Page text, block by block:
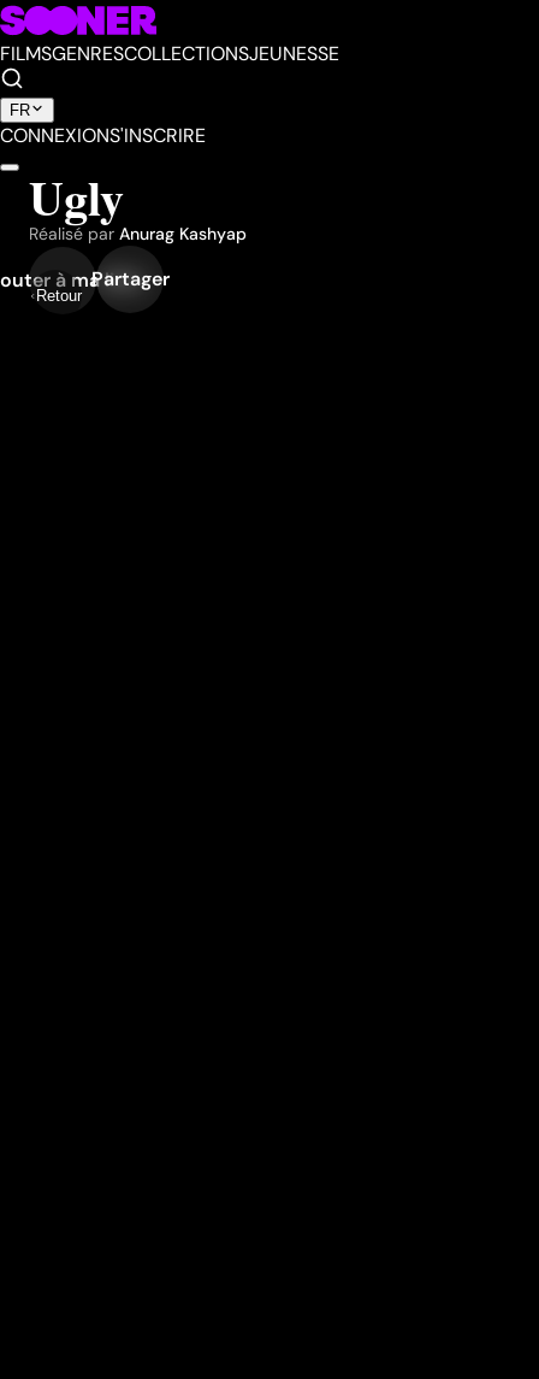
FILMSGENRESCOLLECTIONSJEUNESSE
FR
CONNEXIONS'INSCRIRE
Retour
Ugly
Réalisé par Anurag Kashyap
à ma liste
Partager